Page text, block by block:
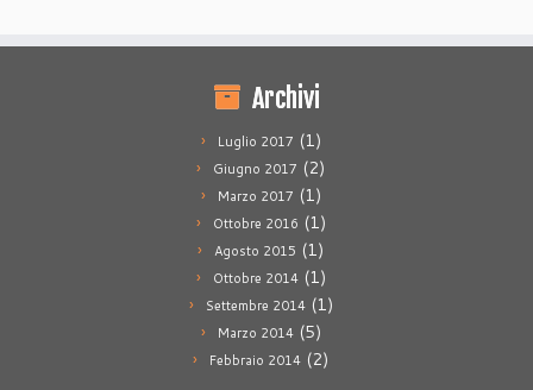
Archivi
Luglio 2017 (1)
Giugno 2017 (2)
Marzo 2017 (1)
Ottobre 2016 (1)
Agosto 2015 (1)
Ottobre 2014(1)
Settembre 2014(1)
Marzo 2014(5)
Febbraio 2014 (2)